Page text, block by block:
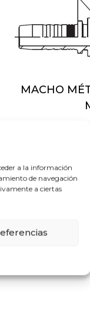
a la información
de navegación
a ciertas
MACHO
Racor para
macho métrico
DIN